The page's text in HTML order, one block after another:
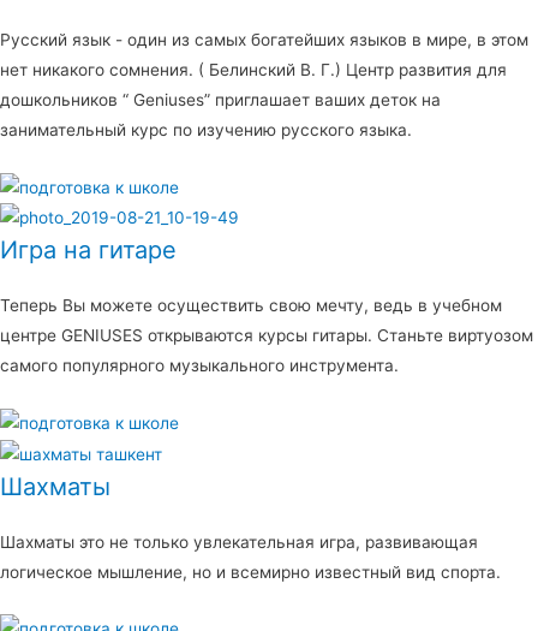
Русский язык - один из самых богатейших языков в мире, в этом
нет никакого сомнения. ( Белинский В. Г.) Центр развития для
дошкольников “ Geniuses” приглашает ваших деток на
занимательный курс по изучению русского языка.
Игра на гитаре
Теперь Вы можете осуществить свою мечту, ведь в учебном
центре GENIUSES открываются курсы гитары. Станьте виртуозом
самого популярного музыкального инструмента.
Шахматы
Шахматы это не только увлекательная игра, развивающая
логическое мышление, но и всемирно известный вид спорта.